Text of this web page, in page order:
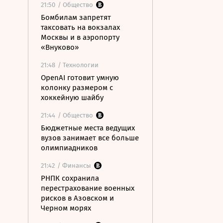
21:50 / Общество
Бомбилам запретят
таксовать на вокзалах
Москвы и в аэропорту
«Внуково»
21:48 / Технологии
OpenAI готовит умную
колонку размером с
хоккейную шайбу
21:44 / Общество
Бюджетные места ведущих
вузов занимает все больше
олимпиадников
21:42 / Финансы
РНПК сохранила
перестрахование военных
рисков в Азовском и
Черном морях